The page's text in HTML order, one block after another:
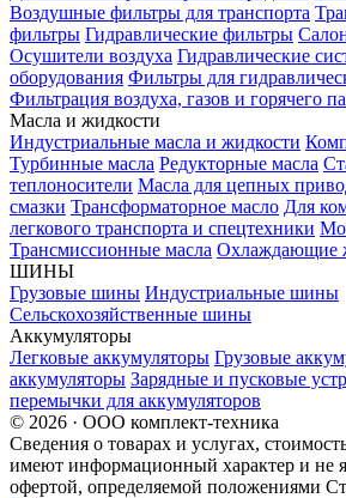
Воздушные фильтры для транспорта
фильтры Гидравлические фильтры
Осушители воздуха Гидравлические
оборудования Фильтры для
Фильтрация воздуха, газов и горячего
Масла и жидкости
Индустриальные масла и жидкости
Турбинные масла Редукторные масла
теплоносители Масла для цепных
смазки Трансформаторное масло Для
легкового транспорта и спецтехники
Трансмиссионные масла Охлаждающие
ШИНЫ
Грузовые шины Индустриальные шины
Сельскохозяйственные шины
Аккумуляторы
Легковые аккумуляторы Грузовые
аккумуляторы Зарядные и пусковые
перемычки для аккумуляторов
© 2026 · ООО комплект-техника
Сведения о товарах и услугах,
имеют информационный характер и не
офертой, определяемой положениями